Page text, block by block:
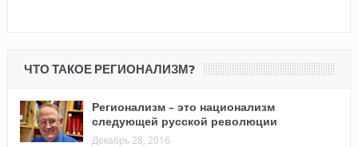
ЧТО ТАКОЕ РЕГИОНАЛИЗМ?
Регионализм – это национализм
следующей русской революции
Декабрь 28, 2016